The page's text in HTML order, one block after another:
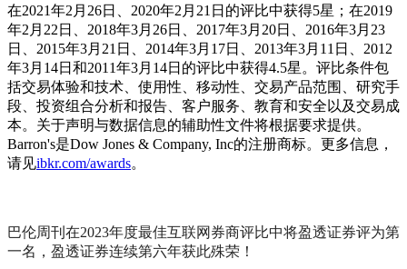
在2021年2月26日、2020年2月21日的评比中获得5星；在2019
年2月22日、2018年3月26日、2017年3月20日、2016年3月23
日、2015年3月21日、2014年3月17日、2013年3月11日、2012
年3月14日和2011年3月14日的评比中获得4.5星。评比条件包
括交易体验和技术、使用性、移动性、交易产品范围、研究手
段、投资组合分析和报告、客户服务、教育和安全以及交易成
本。关于声明与数据信息的辅助性文件将根据要求提供。
Barron's是Dow Jones & Company, Inc的注册商标。更多信息，
请见ibkr.com/awards。
巴伦周刊在2023年度最佳互联网券商评比中将盈透证券评为第
一名，盈透证券连续第六年获此殊荣！